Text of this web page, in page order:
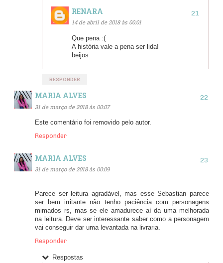
RENARA
14 de abril de 2018 às 00:01
Que pena :(
A história vale a pena ser lida!
beijos
RESPONDER
MARIA ALVES
31 de março de 2018 às 00:07
Este comentário foi removido pelo autor.
Responder
MARIA ALVES
31 de março de 2018 às 00:09
Parece ser leitura agradável, mas esse Sebastian parece
ser bem irritante não tenho paciência com personagens
mimados rs, mas se ele amadurece aí da uma melhorada
na leitura. Deve ser interessante saber como a personagem
vai conseguir dar uma levantada na livraria.
Responder
Respostas